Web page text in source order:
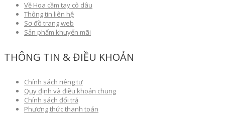
Về Hoa cầm tay cô dâu
Thông tin liên hệ
Sơ đồ trang web
Sản phẩm khuyến mãi
THÔNG TIN & ĐIỀU KHOẢN
Chính sách riêng tư
Quy định và điều khoản chung
Chính sách đổi trả
Phương thức thanh toán